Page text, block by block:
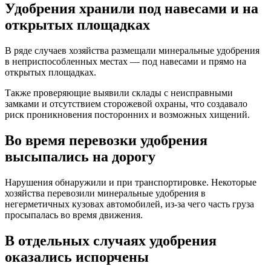
Удобрения хранили под навесами и на
открытых площадках
В ряде случаев хозяйства размещали минеральные удобрения
в неприспособленных местах — под навесами и прямо на
открытых площадках.
Также проверяющие выявили склады с неисправными
замками и отсутствием сторожевой охраны, что создавало
риск проникновения посторонних и возможных хищений.
Во время перевозки удобрения
высыпались на дорогу
Нарушения обнаружили и при транспортировке. Некоторые
хозяйства перевозили минеральные удобрения в
негерметичных кузовах автомобилей, из-за чего часть груза
просыпалась во время движения.
В отдельных случаях удобрения
оказались испорчены